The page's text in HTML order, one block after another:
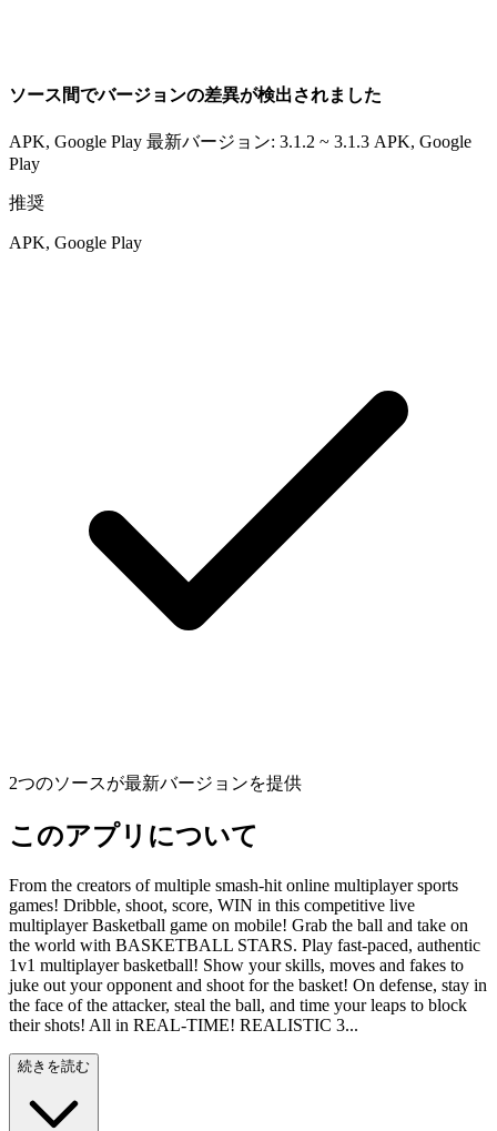
ソース間でバージョンの差異が検出されました
APK, Google Play 最新バージョン: 3.1.2 ~ 3.1.3 APK, Google
Play
推奨
APK, Google Play
2つのソースが最新バージョンを提供
このアプリについて
From the creators of multiple smash-hit online multiplayer sports
games! Dribble, shoot, score, WIN in this competitive live
multiplayer Basketball game on mobile! Grab the ball and take on
the world with BASKETBALL STARS. Play fast-paced, authentic
1v1 multiplayer basketball! Show your skills, moves and fakes to
juke out your opponent and shoot for the basket! On defense, stay in
the face of the attacker, steal the ball, and time your leaps to block
their shots! All in REAL-TIME! REALISTIC 3...
続きを読む